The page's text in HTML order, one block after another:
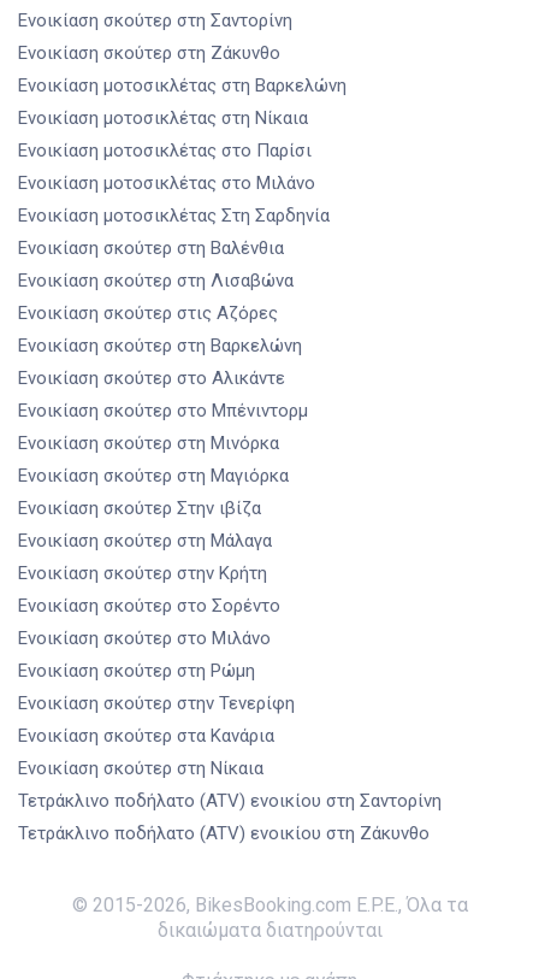
Ενοικίαση σκούτερ στη Σαντορίνη
Ενοικίαση σκούτερ στη Ζάκυνθο
Ενοικίαση μοτοσικλέτας στη Βαρκελώνη
Ενοικίαση μοτοσικλέτας στη Νίκαια
Ενοικίαση μοτοσικλέτας στο Παρίσι
Ενοικίαση μοτοσικλέτας στο Μιλάνο
Ενοικίαση μοτοσικλέτας Στη Σαρδηνία
Ενοικίαση σκούτερ στη Βαλένθια
Ενοικίαση σκούτερ στη Λισαβώνα
Ενοικίαση σκούτερ στις Αζόρες
Ενοικίαση σκούτερ στη Βαρκελώνη
Ενοικίαση σκούτερ στο Αλικάντε
Ενοικίαση σκούτερ στο Μπένιντορμ
Ενοικίαση σκούτερ στη Μινόρκα
Ενοικίαση σκούτερ στη Μαγιόρκα
Ενοικίαση σκούτερ Στην ιβίζα
Ενοικίαση σκούτερ στη Μάλαγα
Ενοικίαση σκούτερ στην Κρήτη
Ενοικίαση σκούτερ στο Σορέντο
Ενοικίαση σκούτερ στο Μιλάνο
Ενοικίαση σκούτερ στη Ρώμη
Ενοικίαση σκούτερ στην Τενερίφη
Ενοικίαση σκούτερ στα Κανάρια
Ενοικίαση σκούτερ στη Νίκαια
Τετράκλινο ποδήλατο (ATV) ενοικίου στη Σαντορίνη
Τετράκλινο ποδήλατο (ATV) ενοικίου στη Ζάκυνθο
© 2015-2026, BikesBooking.com E.P.E.,Όλα τα
δικαιώματα διατηρούνται